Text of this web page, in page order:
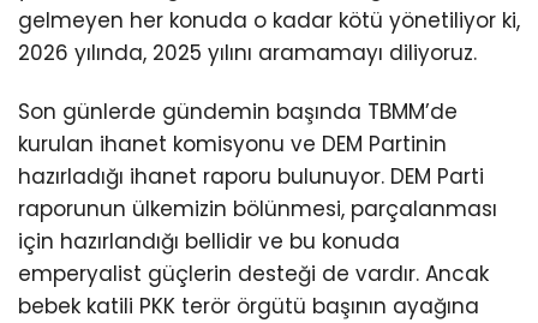
gelmeyen her konuda o kadar kötü yönetiliyor ki,
2026 yılında, 2025 yılını aramamayı diliyoruz.
Son günlerde gündemin başında TBMM’de
kurulan ihanet komisyonu ve DEM Partinin
hazırladığı ihanet raporu bulunuyor. DEM Parti
raporunun ülkemizin bölünmesi, parçalanması
için hazırlandığı bellidir ve bu konuda
emperyalist güçlerin desteği de vardır. Ancak
bebek katili PKK terör örgütü başının ayağına